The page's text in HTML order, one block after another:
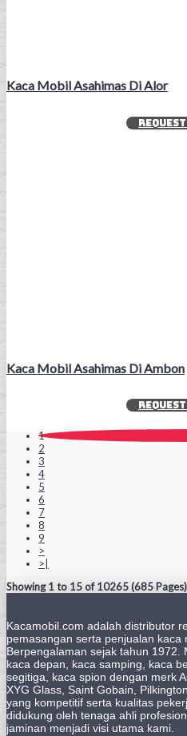
Kaca Mobil Asahimas Di Alor
Kaca Mobil Asahimas Di Ambon
1
2
3
4
5
6
7
8
9
>
>|
Showing 1 to 15 of 10265 (685 Pages)
Kacamobil.com adalah distributor
pemasangan serta penjualan kaca
Berpengalaman sejak tahun 1972.
kaca depan, kaca samping, kaca
segitiga, kaca spion dengan merk
XYG Glass, Saint Gobain,
yang kompetitif serta kualitas
didukung oleh tenaga ahli
jaminan menjadi visi utama kami.